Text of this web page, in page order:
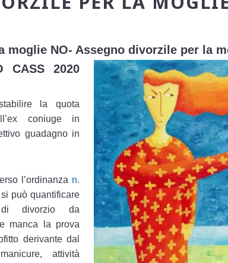
moglie NO- Assegno divorzile per la
CASS 2020
la quota
coniuge in
guadagno in
l’ordinanza n.
può quantificare
di divorzio da
manca la prova
derivante dal
attività